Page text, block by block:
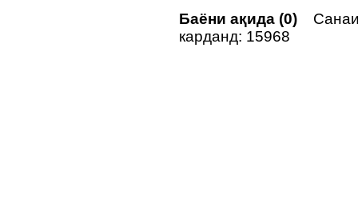
Баёни ақида (0)
карданд: 15968